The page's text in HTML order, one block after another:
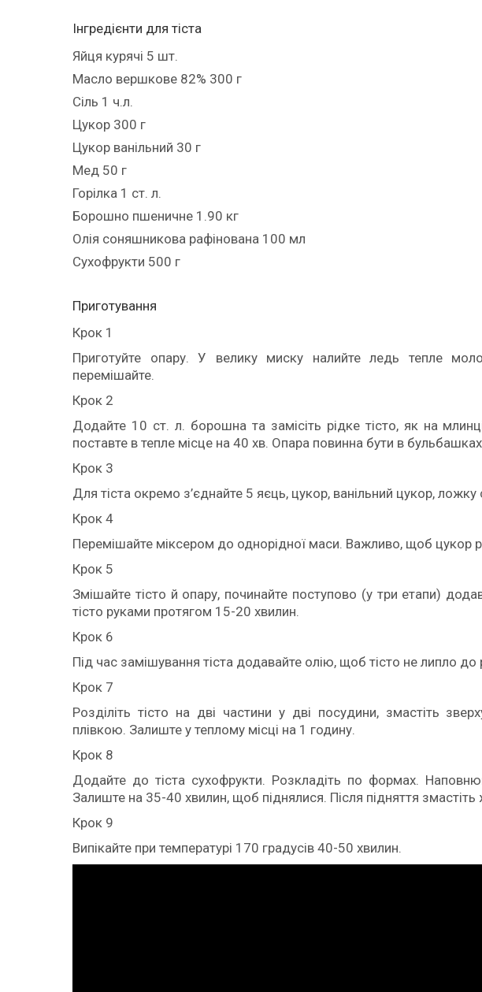
Інгредiєнти для тіста
Яйця курячі 5 шт.
Масло вершкове 82% 300 г
Сіль 1 ч.л.
Цукор 300 г
Цукор ванільний 30 г
Мед 50 г
Горілка 1 ст. л.
Борошно пшеничне 1.90 кг
Олія соняшникова рафінована 100 мл
Сухофрукти 500 г
Приготування
Крок 1
Приготуйте опару. У велику миску налийте ледь тепле
перемішайте.
Крок 2
Додайте 10 ст. л. борошна та замісіть рідке тісто, як на
поставте в тепле місце на 40 хв. Опара повинна бути в
Крок 3
Для тіста окремо з’єднайте 5 яєць, цукор, ванільний цукор,
Крок 4
Перемішайте міксером до однорідної маси. Важливо, щоб цукор
Крок 5
Змішайте тісто й опару, починайте поступово (у три етапи)
тісто руками протягом 15-20 хвилин.
Крок 6
Під час замішування тіста додавайте олію, щоб тісто не липло до
Крок 7
Розділіть тісто на дві частини у дві посудини, змастіть
плівкою. Залиште у теплому місці на 1 годину.
Крок 8
Додайте до тіста сухофрукти. Розкладіть по формах.
Залиште на 35-40 хвилин, щоб піднялися. Після підняття
Крок 9
Випікайте при температурі 170 градусів 40-50 хвилин.